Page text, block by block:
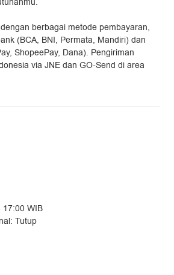
berbagai metode pembayaran,
(BCA, BNI, Permata, Mandiri) dan
ShopeePay, Dana). Pengiriman
via JNE dan GO-Send di area
17:00 WIB
Tutup